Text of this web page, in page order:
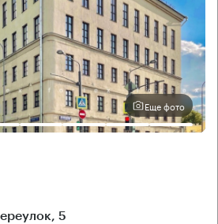
Еще фото
5